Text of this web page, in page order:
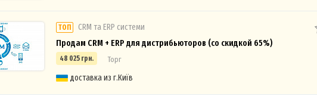
ТОП СRM та ERP системи
Продам CRM + ERP для дистрибьюторов (со скидкой 65%)
48 025 грн. Торг
доставка из г.Київ